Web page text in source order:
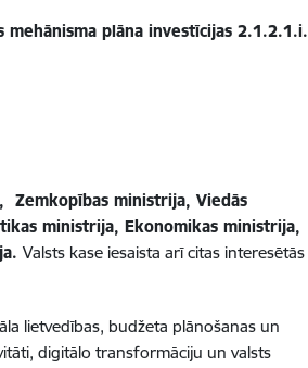
mehānisma plāna investīcijas 2.1.2.1.i.
Zemkopības ministrija, Viedās
ministrija, Ekonomikas ministrija,
Valsts kase iesaista arī citas interesētās
lietvedības, budžeta plānošanas un
digitālo transformāciju un valsts